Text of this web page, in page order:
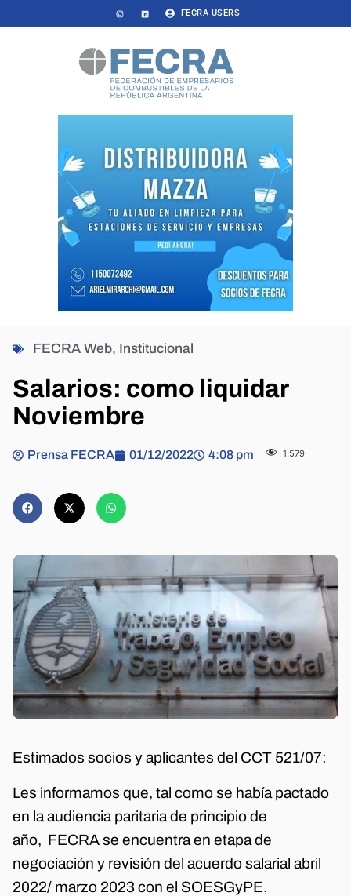
FECRA USERS
FECRA Web, Institucional
Salarios: como liquidar
Noviembre
Prensa FECRA 01/12/2022 4:08 pm 1.579
Estimados socios y aplicantes del CCT 521/07:
Les informamos que, tal como se había pactado
en la audiencia paritaria de principio de
año, FECRA se encuentra en etapa de
negociación y revisión del acuerdo salarial abril
2022/ marzo 2023 con el SOESGyPE.